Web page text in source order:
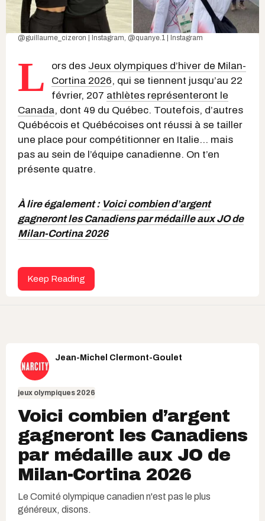
@guillaume_cizeron | Instagram, @quanye.1 | Instagram
L ors des Jeux olympiques d’hiver de Milan-
Cortina 2026, qui se tiennent jusqu’au 22
février, 207 athlètes représenteront le
Canada, dont 49 du Québec. Toutefois, d’autres
Québécois et Québécoises ont réussi à se tailler
une place pour compétitionner en Italie... mais
pas au sein de l’équipe canadienne. On t’en
présente quatre.
À lire également : Voici combien d’argent
gagneront les Canadiens par médaille aux JO de
Milan-Cortina 2026
Keep Reading
Jean-Michel Clermont-Goulet
jeux olympiques 2026
Voici combien d’argent
gagneront les Canadiens
par médaille aux JO de
Milan-Cortina 2026
Le Comité olympique canadien n'est pas le plus
généreux, disons.